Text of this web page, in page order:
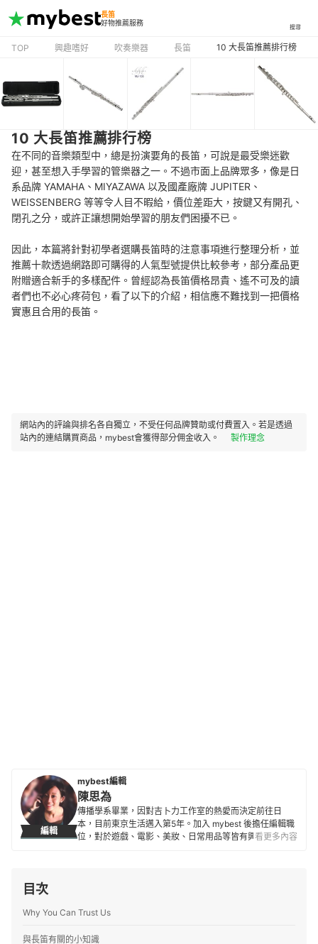
長笛
好物推薦服務
搜尋
TOP 興趣嗜好 吹奏樂器 長笛 10 大長笛推薦排行榜
10 大長笛推薦排行榜
在不同的音樂類型中，總是扮演要角的長笛，可說是最受樂迷歡
迎，甚至想入手學習的管樂器之一。不過市面上品牌眾多，像是日
系品牌 YAMAHA、MIYAZAWA 以及國產廠牌 JUPITER、
WEISSENBERG 等等令人目不暇給，價位差距大，按鍵又有開孔、
閉孔之分，或許正讓想開始學習的朋友們困擾不已。
因此，本篇將針對初學者選購長笛時的注意事項進行整理分析，並
推薦十款透過網路即可購得的人氣型號提供比較參考，部分產品更
附贈適合新手的多樣配件。曾經認為長笛價格昂貴、遙不可及的讀
者們也不必心疼荷包，看了以下的介紹，相信應不難找到一把價格
實惠且合用的長笛。
網站內的評論與排名各自獨立，不受任何品牌贊助或付費置入。若是透過
站內的連結購買商品，mybest會獲得部分佣金收入。
製作理念
編輯
mybest編輯
陳思為
傳播學系畢業，因對吉卜力工作室的熱愛而決定前往日
本，目前東京生活邁入第5年。加入 mybest 後擔任編輯職
位，對於遊戲、電影、美妝、日常用品等皆有興趣及研究
看更多內容
目次
Why You Can Trust Us
與長笛有關的小知識